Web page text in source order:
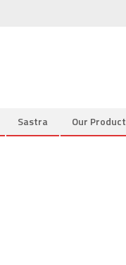
Sastra Our Product